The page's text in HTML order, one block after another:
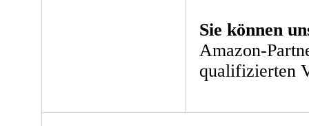
Sie können
Amazon-
qualifizierten